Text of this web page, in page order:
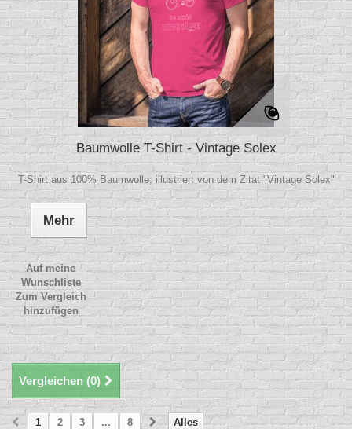
Baumwolle T-Shirt - Vintage Solex
T-Shirt aus 100% Baumwolle, illustriert von dem Zitat "Vintage Solex"
Mehr
Auf meine
Wunschliste
Zum Vergleich
hinzufügen
Vergleichen (0)
Alles
1 2 3 ... 8